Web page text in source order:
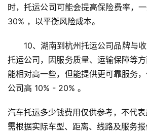
时，托运公司可能会提高保险费率，
30% ，以平衡风险成本。
10、湖南到杭州托运公司品牌与
托运公司，因服务质量、运输保障等
能相对高一些，但能提供更可靠服务
公司高 10% - 20% 。
汽车托运多少钱费用仅供参考，不代
需根据实际车型、距离、线路及服务报